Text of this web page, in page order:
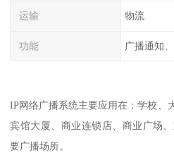
运输 物流
功能 广播通知
IP网络广播系统主要应用在：学校、
宾馆大厦、商业连锁店、商业广场
要广播场所。